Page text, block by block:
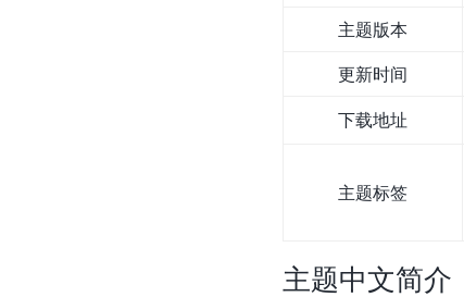
主题版本
更新时间
下载地址
主题标签
主题中文简介